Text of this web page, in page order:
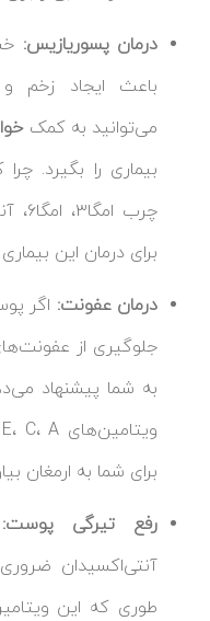
درمان پسوریازیس:
باعث ایجاد زخم
می‌توانید به کمک
بیماری را بگیرد.
چرب
برای درمان این
درمان عفونت: اگر
جلوگیری از
به شما پیشنهاد
برای شما به ارمغان
رفع تیرگی پوست:
آنتی‌اکسیدان
طوری که این